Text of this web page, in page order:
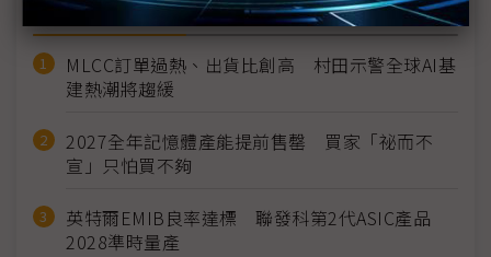
近７天熱門報導
MLCC訂單過熱、出貨比創高 村田示警全球AI基
建熱潮將趨緩
2027全年記憶體產能提前售罄 買家「祕而不
宣」只怕買不夠
英特爾EMIB良率達標 聯發科第2代ASIC產品
2028準時量產